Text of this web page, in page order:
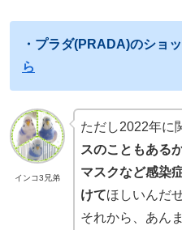
・プラダ(PRADA)のショ
ら
インコ3兄弟
ただし2022年に
スのこともあるか
マスクなど感染
けてほしいんだぜ
それから、あん